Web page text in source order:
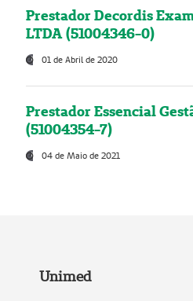
Prestador Decordis
LTDA (51004346-0)
01 de Abril de 2020
Prestador Essencial
(51004354-7)
04 de Maio de 2021
Unimed